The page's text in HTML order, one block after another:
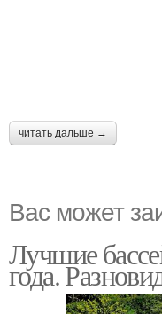
читать дальше →
Вас может
Лучшие
года.